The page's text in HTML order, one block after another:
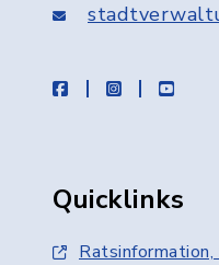
facebookinstagram
Quicklinks